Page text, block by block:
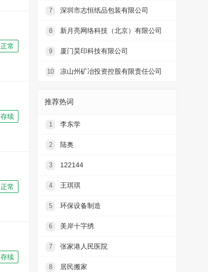
正常
存续
正常
存续
7 深圳市志恒纸品包装有限公司
8 新月亮网络科技（北京）有限公司
9 厦门昊印科技有限公司
10 凉山州矿冶投资控股有限责任公司
推荐热词
1 李东学
2 陆奥
3 122144
4 王琪琪
5 环保设备制造
6 美岸十字绣
7 张家港人民医院
8 居民搬家